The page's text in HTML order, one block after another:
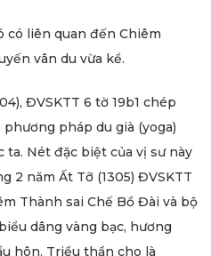
có liên quan đến Chiêm
vân du vừa kể.
ĐVSKTT 6 tờ 19b1 chép
pháp du già (yoga)
ta. Nét đặc biệt của vị sư này
2 năm Ất Tỡ (1305) ĐVSKTT
Thành sai Chế Bồ Đài và bộ
dâng vàng bạc, hương
hôn. Triều thần cho là